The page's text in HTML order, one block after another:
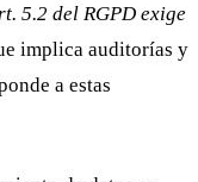
5.2 del RGPD exige
implica auditorías y
a estas